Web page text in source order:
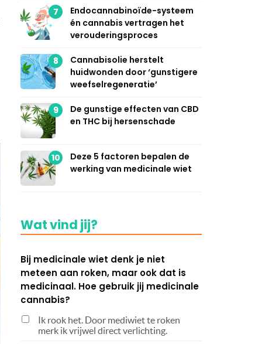
7
Endocannabinoïde-systeem
én cannabis vertragen het
verouderingsproces
8
Cannabisolie herstelt
huidwonden door ‘gunstigere
weefselregeneratie’
9
De gunstige effecten van CBD
en THC bij hersenschade
10
Deze 5 factoren bepalen de
werking van medicinale wiet
Wat vind jij?
Bij medicinale wiet denk je niet
meteen aan roken, maar ook dat is
medicinaal. Hoe gebruik jij medicinale
cannabis?
Ik rook het. Door mediwiet te roken
merk ik vrijwel direct verlichting.